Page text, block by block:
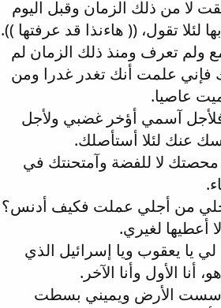
لا من ذلك الزمان وقبل اليوم
لئلا تقول، (( هاءنذا قد عرفتها )).
ولم تعرف ومنذ ذلك الزمان لم
فإني علمت أنك تغدر غدرا ومن
عاصيا.
فلأجل آسمي أؤخر غضبي ولأجل
عنك لئلا أستأصلك.
محصتك لا للفضة وآمتحنتك في
من أجلي عملت فكيف أدنس؟
أعطيها لغيري.
يا يعقوب ويا إسرائيل الذي
أنا الأول وأنا الآخر.
الأرض ويميني بسطت